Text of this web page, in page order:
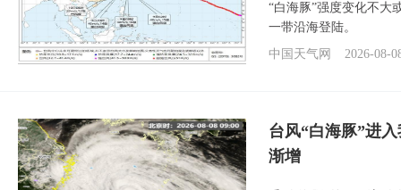
“白海豚”强度变化不大
一带沿海登陆。
中国天气网
2026-08-
台风“白海豚”进
渐增